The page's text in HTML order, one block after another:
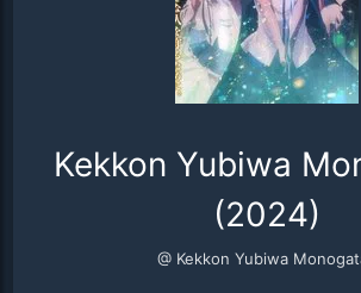
Kekkon Yubiwa
(2024)
@ Kekkon Yubiwa